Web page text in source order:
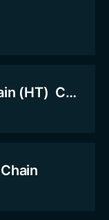
Bitget Huobi ECO Chain (HT) Chain